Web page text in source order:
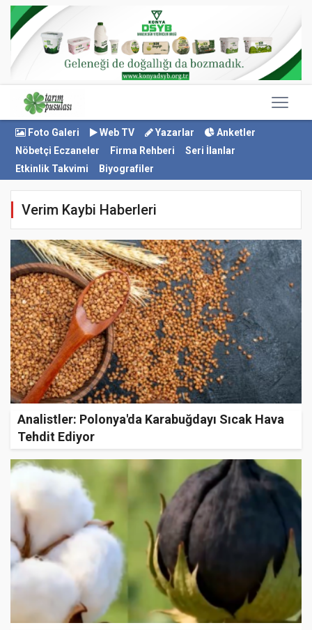
Foto Galeri Web TV Yazarlar
Anketler
Nöbetçi Eczaneler
Firma Rehberi
Seri İlanlar
Etkinlik Takvimi
Biyografiler
Verim Kaybi Haberleri
Analistler: Polonya'da Karabuğdayı Sıcak Hava
Tehdit Ediyor